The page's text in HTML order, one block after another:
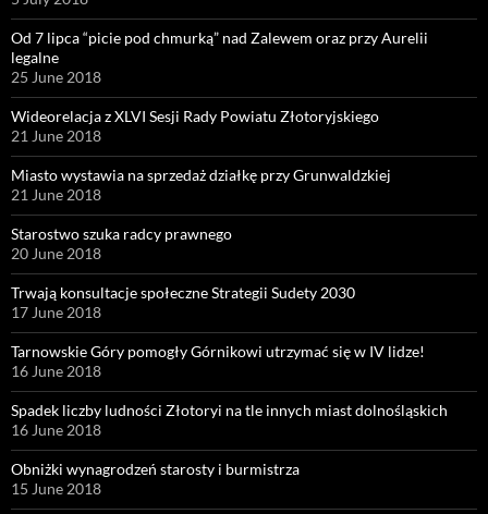
Od 7 lipca “picie pod chmurką” nad Zalewem oraz przy Aurelii
legalne
25 June 2018
Wideorelacja z XLVI Sesji Rady Powiatu Złotoryjskiego
21 June 2018
Miasto wystawia na sprzedaż działkę przy Grunwaldzkiej
21 June 2018
Starostwo szuka radcy prawnego
20 June 2018
Trwają konsultacje społeczne Strategii Sudety 2030
17 June 2018
Tarnowskie Góry pomogły Górnikowi utrzymać się w IV lidze!
16 June 2018
Spadek liczby ludności Złotoryi na tle innych miast dolnośląskich
16 June 2018
Obniżki wynagrodzeń starosty i burmistrza
15 June 2018